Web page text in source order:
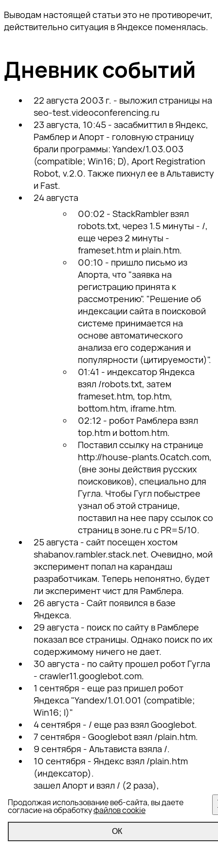
Продолжая использование веб-сайта, вы даете
согласие на обработкуфайлов cookie
ОК
Выводам настоящей статьи это не противоречит,
действительно ситуация в Яндексе поменялась.
Дневник событий
22 августа 2003 г. - выложил страницы на
seo-test.videoconferencing.ru
23 августа, 10:45 - засабмиттил в Яндекс,
Рамблер и Апорт - головную страницу
брали программы: Yandex/1.03.003
(compatible; Win16; D), Aport Registration
Robot, v.2.0. Также пихнул ее в Альтависту
и Fast.
24 августа
00:02 - StackRambler взял
robots.txt, через 1.5 минуты - /,
еще через 2 минуты -
frameset.htm и plain.htm.
00:10 - пришло письмо из
Апорта, что "заявка на
регистрацию принята к
рассмотрению". "Решение об
индексации сайта в поисковой
системе принимается на
основе автоматического
анализа его содержания и
популярности (цитируемости)".
01:41 - индексатор Яндекса
взял /robots.txt, затем
frameset.htm, top.htm,
bottom.htm, iframe.htm.
02:12 - робот Рамблера взял
top.htm и bottom.htm.
Поставил ссылку на странице
http://house-plants.0catch.com,
(вне зоны действия русских
поисковиков), специально для
Гугла. Чтобы Гугл побыстрее
узнал об этой странице,
поставил на нее пару ссылок со
страниц в зоне.ru с PR=5/10.
25 августа - сайт посещен хостом
shabanov.rambler.stack.net. Очевидно, мой
эксперимент попал на карандаш
разработчикам. Теперь непонятно, будет
ли эксперимент чист для Рамблера.
26 августа - Сайт появился в базе
Яндекса.
29 августа - поиск по сайту в Рамблере
показал все страницы. Однако поиск по их
содержимому ничего не дает.
30 августа - по сайту прошел робот Гугла
- crawler11.googlebot.com.
1 сентября - еще раз пришел робот
Яндекса "Yandex/1.01.001 (compatible;
Win16; I)"
4 сентября - / еще раз взял Googlebot.
7 сентября - Googlebot взял /plain.htm.
9 сентября - Альтависта взяла /.
10 сентября - Яндекс взял /plain.htm
(индексатор).
зашел Апорт и взял / (2 раза),
/frameset.htm, /plain.htm, /bottom.htm и
/top.htm.
11 сентября - Альтависта взяла тоже все
кроме /iframe.htm. Список взятых